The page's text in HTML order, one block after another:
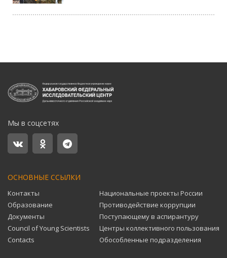
Мы в соцсетях
ОСНОВНЫЕ ССЫЛКИ
Контакты
Образование
Документы
Council of Young Scientists
Contacts
Национальные проекты России
Противодействие коррупции
Поступающему в аспирантуру
Центры коллективного пользования
Обособленные подразделения